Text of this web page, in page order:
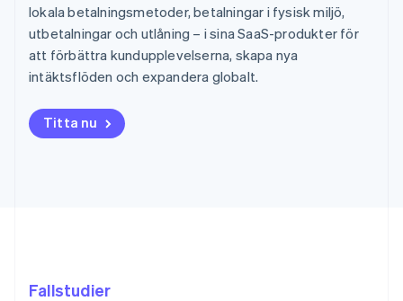
lokala betalningsmetoder, betalningar i fysisk miljö,
utbetalningar och utlåning – i sina SaaS-produkter för
att förbättra kundupplevelserna, skapa nya
intäktsflöden och expandera globalt.
Titta nu
Fallstudier